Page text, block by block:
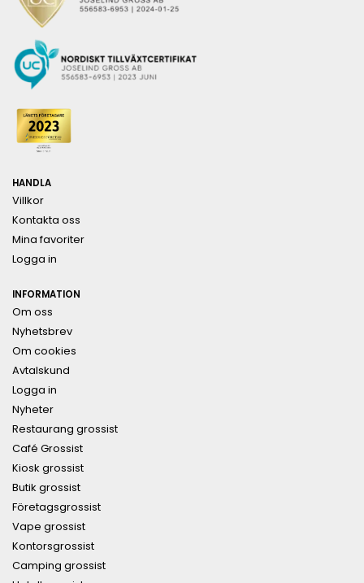
HANDLA
Villkor
Kontakta oss
Mina favoriter
Logga in
INFORMATION
Om oss
Nyhetsbrev
Om cookies
Avtalskund
Logga in
Nyheter
Restaurang grossist
Café Grossist
Kiosk grossist
Butik grossist
Företagsgrossist
Vape grossist
Kontorsgrossist
Camping grossist